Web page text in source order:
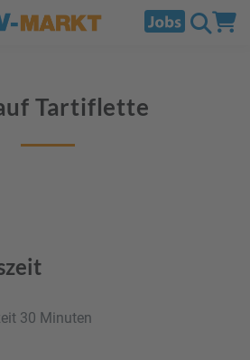
Tartiflette
30 Minuten